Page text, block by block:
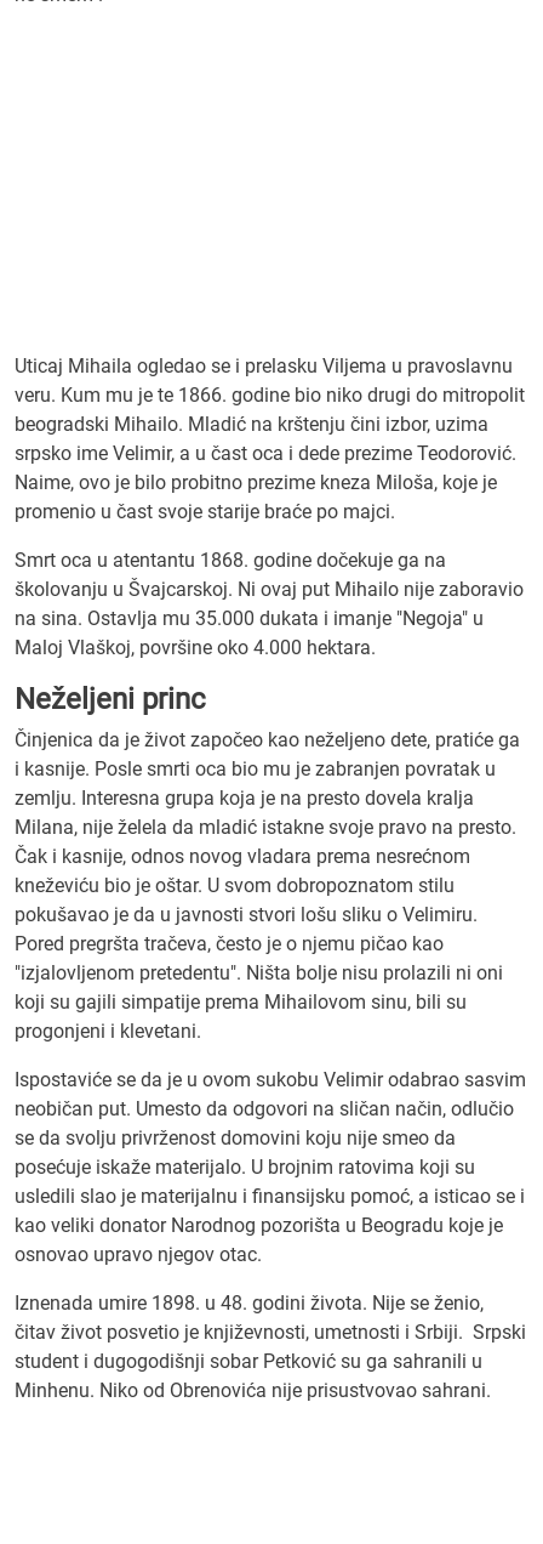
Uticaj Mihaila ogledao se i prelasku Viljema u pravoslavnu
veru. Kum mu je te 1866. godine bio niko drugi do mitropolit
beogradski Mihailo. Mladić na krštenju čini izbor, uzima
srpsko ime Velimir, a u čast oca i dede prezime Teodorović.
Naime, ovo je bilo probitno prezime kneza Miloša, koje je
promenio u čast svoje starije braće po majci.
Smrt oca u atentantu 1868. godine dočekuje ga na
školovanju u Švajcarskoj. Ni ovaj put Mihailo nije zaboravio
na sina. Ostavlja mu 35.000 dukata i imanje "Negoja" u
Maloj Vlaškoj, površine oko 4.000 hektara.
Neželjeni princ
Činjenica da je život započeo kao neželjeno dete, pratiće ga
i kasnije. Posle smrti oca bio mu je zabranjen povratak u
zemlju. Interesna grupa koja je na presto dovela kralja
Milana, nije želela da mladić istakne svoje pravo na presto.
Čak i kasnije, odnos novog vladara prema nesrećnom
kneževiću bio je oštar. U svom dobropoznatom stilu
pokušavao je da u javnosti stvori lošu sliku o Velimiru.
Pored pregršta tračeva, često je o njemu pičao kao
"izjalovljenom pretedentu". Ništa bolje nisu prolazili ni oni
koji su gajili simpatije prema Mihailovom sinu, bili su
progonjeni i klevetani.
Ispostaviće se da je u ovom sukobu Velimir odabrao sasvim
neobičan put. Umesto da odgovori na sličan način, odlučio
se da svolju privrženost domovini koju nije smeo da
posećuje iskaže materijalo. U brojnim ratovima koji su
usledili slao je materijalnu i finansijsku pomoć, a isticao se i
kao veliki donator Narodnog pozorišta u Beogradu koje je
osnovao upravo njegov otac.
Iznenada umire 1898. u 48. godini života. Nije se ženio,
čitav život posvetio je književnosti, umetnosti i Srbiji. Srpski
student i dugogodišnji sobar Petković su ga sahranili u
Minhenu. Niko od Obrenovića nije prisustvovao sahrani.